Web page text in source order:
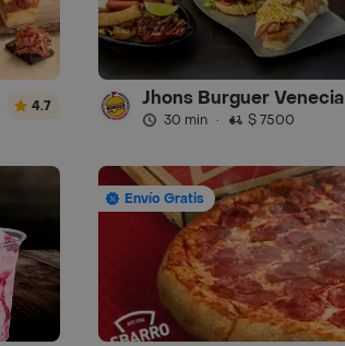
4.7 Jhons Burguer Venecia
30 min · $ 7500
Envío Gratis